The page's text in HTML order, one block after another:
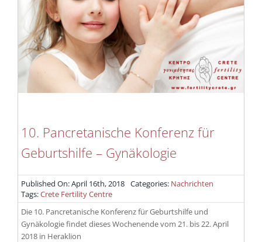
10. Pancretanische Konferenz für
Geburtshilfe – Gynäkologie
Published On: April 16th, 2018 Categories: Nachrichten
Tags:Crete Fertility Centre
Die 10. Pancretanische Konferenz für Geburtshilfe und
Gynäkologie findet dieses Wochenende vom 21. bis 22. April
2018 in Heraklion